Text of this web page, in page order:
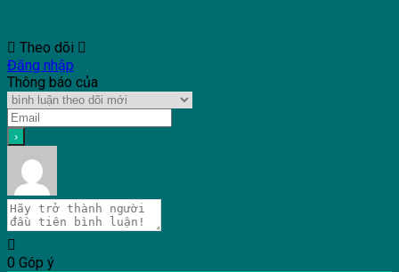
Theo dõi
Đăng nhập
Thông báo của
0 Góp ý